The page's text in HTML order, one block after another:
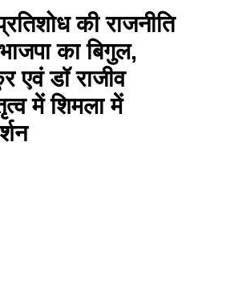
की राजनीति
का बिगुल,
एवं डॉ राजीव
में शिमला में